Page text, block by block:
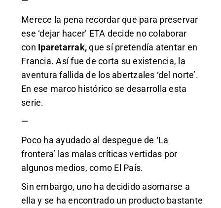
Merece la pena recordar que para preservar
ese ‘dejar hacer’ ETA decide no colaborar
con Iparetarrak,que sí pretendía atentar en
Francia. Así fue de corta su existencia, la
aventura fallida de los abertzales ‘del norte’.
En ese marco histórico se desarrolla esta
serie.
—
Poco ha ayudado al despegue de ‘La
frontera’ las malas críticas vertidas por
algunos medios, como El País.
Sin embargo, uno ha decidido asomarse a
ella y se ha encontrado un producto bastante